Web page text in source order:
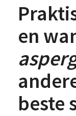
en
beste